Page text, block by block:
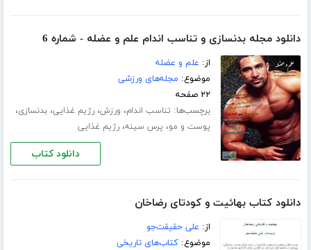
دانلود مجله بدنسازی و تناسب اندام علم و عضله - شماره 6
از: علم و عضله
موضوع: مجله‌های ورزشی
۲۲ صفحه
برچسب‌ها: تناسب اندام، ورزش،رژیم غذایی،بدنسازی،
پوست و مو، پرس سینه،رژیم غذایی
دانلود کتاب
دانلود کتاب بهائیت و کودتای رضاخان
از: علی حقیقت‌جو
موضوع:کتاب‌های تاریخی